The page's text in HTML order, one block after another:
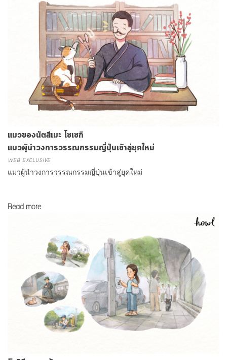
แมวของนัตสึเมะ โซเซกิ
แมวผู้นำวงการวรรณกรรมญี่ปุ่นเข้าสู่ยุคใหม่
WEB EXCLUSIVE
แมวผู้นำวงการวรรณกรรมญี่ปุ่นเข้าสู่ยุคใหม่
Read more